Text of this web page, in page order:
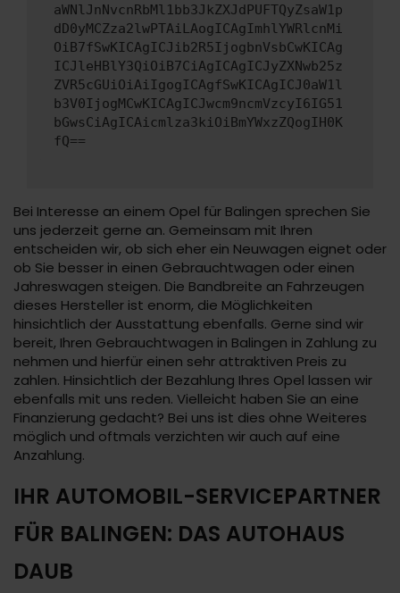
aWNlJnNvcnRbMl1bb3JkZXJdPUFTQyZsaW1p
dD0yMCZza2lwPTAiLAogICAgImhlYWRlcnMi
OiB7fSwKICAgICJib2R5IjogbnVsbCwKICAg
ICJleHBlY3QiOiB7CiAgICAgICJyZXNwb25z
ZVR5cGUiOiAiIgogICAgfSwKICAgICJ0aW1l
b3V0IjogMCwKICAgICJwcm9ncmVzcyI6IG51
bGwsCiAgICAicmlza3kiOiBmYWxzZQogIH0K
fQ==
Bei Interesse an einem Opel für Balingen sprechen Sie
uns jederzeit gerne an. Gemeinsam mit Ihren
entscheiden wir, ob sich eher ein Neuwagen eignet oder
ob Sie besser in einen Gebrauchtwagen oder einen
Jahreswagen steigen. Die Bandbreite an Fahrzeugen
dieses Hersteller ist enorm, die Möglichkeiten
hinsichtlich der Ausstattung ebenfalls. Gerne sind wir
bereit, Ihren Gebrauchtwagen in Balingen in Zahlung zu
nehmen und hierfür einen sehr attraktiven Preis zu
zahlen. Hinsichtlich der Bezahlung Ihres Opel lassen wir
ebenfalls mit uns reden. Vielleicht haben Sie an eine
Finanzierung gedacht? Bei uns ist dies ohne Weiteres
möglich und oftmals verzichten wir auch auf eine
Anzahlung.
IHR AUTOMOBIL-SERVICEPARTNER
FÜR BALINGEN: DAS AUTOHAUS
DAUB